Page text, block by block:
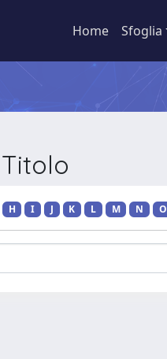
Home Sfoglia
H I J K L M N O